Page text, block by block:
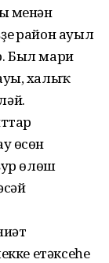
менән
район ауыл
Был мари
халыҡ
өсөн
өлөш
етәксеһе